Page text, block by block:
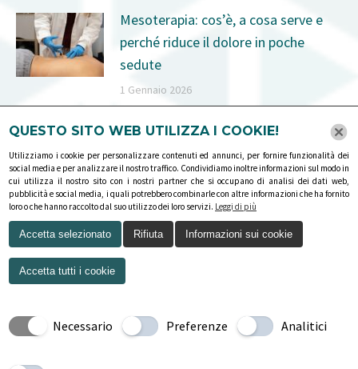
Mesoterapia: cos’è, a cosa serve e
perché riduce il dolore in poche
sedute
1 Gennaio 2026
Dolore alla Spalla? Potrebbe essere
la Cuffia dei Rotatori
1 Dicembre 2025
QUESTO SITO WEB UTILIZZA I COOKIE!
Utilizziamo i cookie per personalizzare contenuti ed annunci, per fornire funzionalità dei
social media e per analizzare il nostro traffico. Condividiamo inoltre informazioni sul modo in
cui utilizza il nostro sito con i nostri partner che si occupano di analisi dei dati web,
pubblicità e social media, i quali potrebbero combinarle con altre informazioni che ha fornito
loro o che hanno raccolto dal suo utilizzo dei loro servizi. Leggi di più
Accetta selezionato Rifiuta Informazioni sui cookie
Accetta tutti i cookie
Necessario Preferenze Analitici